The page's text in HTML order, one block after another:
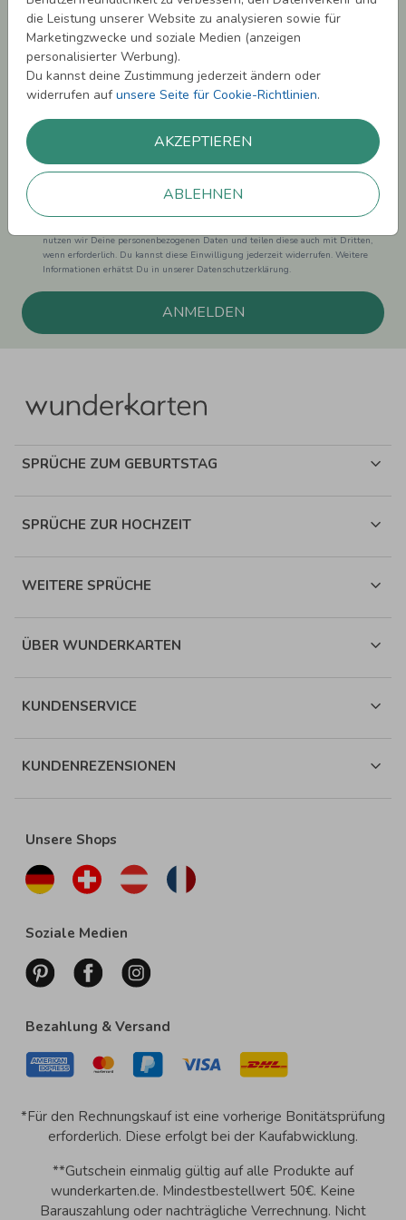
die Leistung unserer Website zu analysieren sowie für
Marketingzwecke und soziale Medien (anzeigen
personalisierter Werbung).
Du kannst deine Zustimmung jederzeit ändern oder
widerrufen aufunsere Seite für Cookie-Richtlinien.
AKZEPTIEREN
ABLEHNEN
sichern!
Melde Dich zu unserem Newsletter an und bleibe auf dem
Laufenden.
Einwilligung zur Datennutzung für Marketingzwecke: Hiermit willigst Du ein,
können. Dies umfasst den Versand unseres Newsletters. Zudem können wir Dir
nutzen wir Deine personenbezogenen Daten und teilen diese auch mit Dritten,
wenn erforderlich. Du kannst diese Einwilligung jederzeit widerrufen. Weitere
Informationen erhätst Du in unserer Datenschutzerklärung.
ANMELDEN
SPRÜCHE ZUM GEBURTSTAG
SPRÜCHE ZUR HOCHZEIT
WEITERE SPRÜCHE
ÜBER WUNDERKARTEN
KUNDENSERVICE
KUNDENREZENSIONEN
Unsere Shops
Soziale Medien
Bezahlung & Versand
*Für den Rechnungskauf ist eine vorherige Bonitätsprüfung
erforderlich. Diese erfolgt bei der Kaufabwicklung.
**Gutschein einmalig gültig auf alle Produkte auf
wunderkarten.de. Mindestbestellwert 50€. Keine
Barauszahlung oder nachträgliche Verrechnung. Nicht